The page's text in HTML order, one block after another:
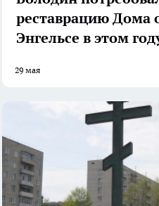
реставрацию Дома
Энгельсе в этом
29 мая